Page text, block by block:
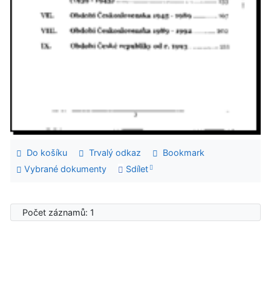
Do košíku Trvalý odkaz
Bookmark
Vybrané dokumenty
Sdílet
Počet záznamů: 1